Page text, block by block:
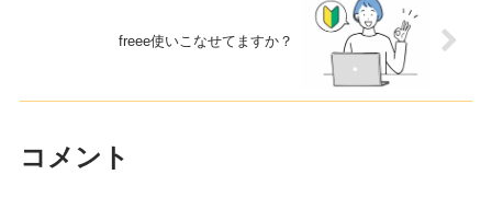
freee使いこなせてますか？
コメント